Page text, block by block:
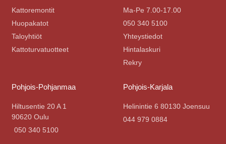
Kattoremontit
Huopakatot
Taloyhtiöt
Kattoturvatuotteet
Ma-Pe 7.00-17.00
050 340 5100
Yhteystiedot
Hintalaskuri
Rekry
Pohjois-Pohjanmaa
Hiltusentie 20 A 1
90620 Oulu
050 340 5100
Pohjois-Karjala
Helinintie 6 80130 Joensuu
044 979 0884